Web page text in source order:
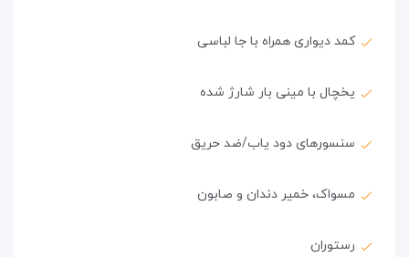
کمد دیواری همراه با جا لباسی
یخچال با مینی بار شارژ شده
سنسورهای دود یاب/ضد حریق
مسواک، خمیر دندان و صابون
رستوران